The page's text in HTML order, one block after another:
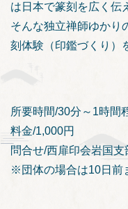
は日本で篆刻を広く伝
そんな独立禅師ゆかり
刻体験（印鑑づくり）
所要時間/30分～1時間
料金/1,000円
問合せ/西扉印会岩国
※団体の場合は10日前